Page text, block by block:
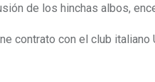
de los hinchas albos,
contrato con el club